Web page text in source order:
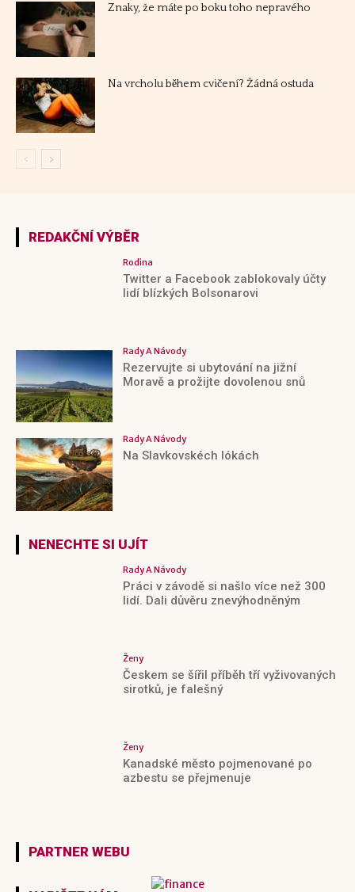
REDAKČNÍ VÝBĚR
Rodina
Twitter a Facebook zablokovaly účty
lidí blízkých Bolsonarovi
Rady A Návody
Rezervujte si ubytování na jižní
Moravě a prožijte dovolenou snů
Rady A Návody
Na Slavkovskéch lókách
NENECHTE SI UJÍT
Rady A Návody
Práci v závodě si našlo více než 300
lidí. Dali důvěru znevýhodněným
Ženy
Českem se šířil příběh tří vyživovaných
sirotků, je falešný
Ženy
Kanadské město pojmenované po
azbestu se přejmenuje
PARTNER WEBU